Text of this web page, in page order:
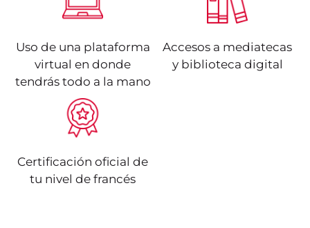
Uso de una plataforma
virtual en donde
tendrás todo a la mano
Accesos a mediatecas
y biblioteca digital
Certificación oficial de
tu nivel de francés